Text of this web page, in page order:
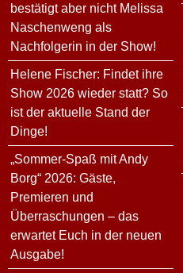
bestätigt aber nicht Melissa
Naschenweng als
Nachfolgerin in der Show!
Helene Fischer: Findet ihre
Show 2026 wieder statt? So
ist der aktuelle Stand der
Dinge!
„Sommer-Spaß mit Andy
Borg“ 2026: Gäste,
Premieren und
Überraschungen – das
erwartet Euch in der neuen
Ausgabe!